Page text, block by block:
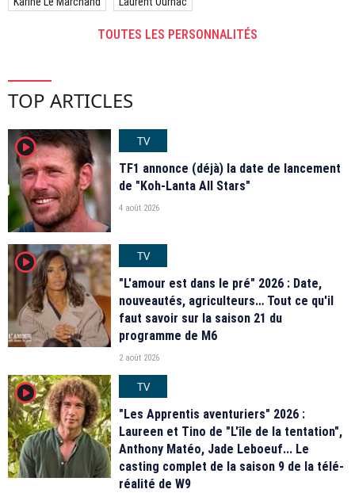
TOUTES LES PERSONNALITÉS
TOP ARTICLES
player2
TV
TF1 annonce (déjà) la date de lancement
de "Koh-Lanta All Stars"
4 août 2026
player2
TV
"L'amour est dans le pré" 2026 : Date,
nouveautés, agriculteurs… Tout ce qu'il
faut savoir sur la saison 21 du
programme de M6
2 août 2026
player2
TV
"Les Apprentis aventuriers" 2026 :
Laureen et Tino de "L'île de la tentation",
Anthony Matéo, Jade Leboeuf... Le
casting complet de la saison 9 de la télé-
réalité de W9